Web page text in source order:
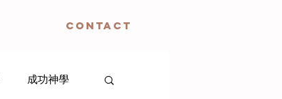
CONTACT
成功神學